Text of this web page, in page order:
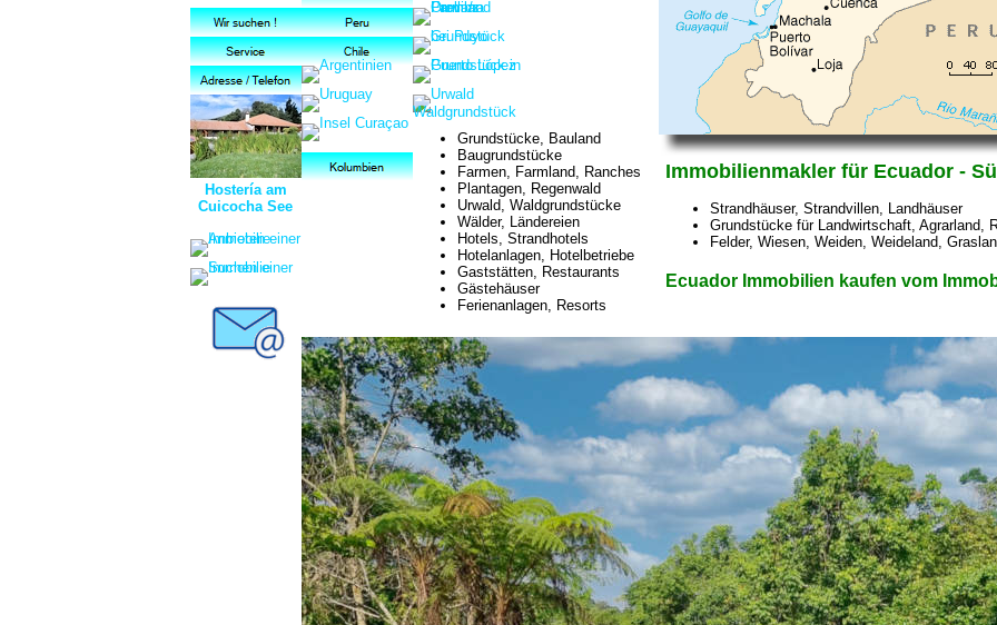
Immobilienmakler für Ecuador -
Grundstücke, Bauland
Baugrundstücke
Farmen, Farmland, Ranches
Plantagen, Regenwald
Urwald, Waldgrundstücke
Wälder, Ländereien
Hotels, Strandhotels
Hotelanlagen, Hotelbetriebe
Gaststätten, Restaurants
Gästehäuser
Ferienanlagen, Resorts
Hostería am
Cuicocha See
Ecuador Immobilien kaufen vom
Strandhäuser, Strandvillen, Landhäuser
Grundstücke für Landwirtschaft, Agrarland,
Felder, Wiesen, Weiden, Weideland,